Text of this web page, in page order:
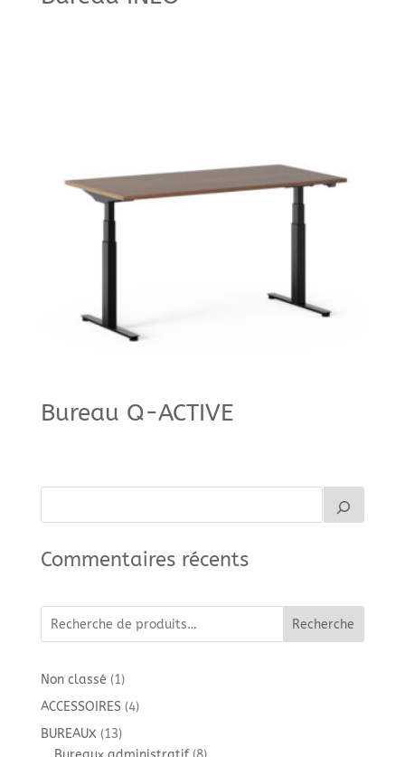
Bureau Q-ACTIVE
Commentaires récents
Recherche
Non classé 11
produit
ACCESSOIRES 44
BUREAUX 1313